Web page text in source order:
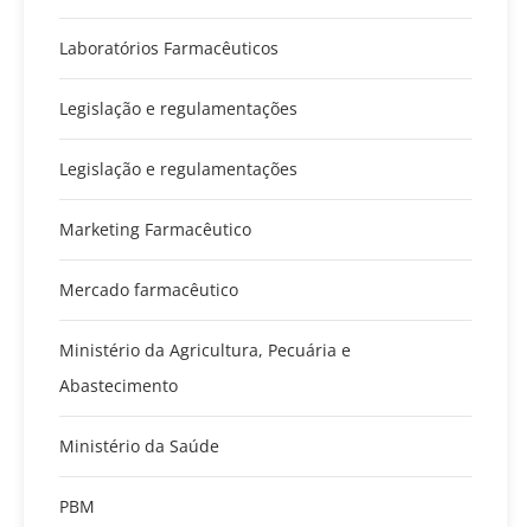
Laboratórios Farmacêuticos
Legislação e regulamentações
Legislação e regulamentações
Marketing Farmacêutico
Mercado farmacêutico
Ministério da Agricultura, Pecuária e
Abastecimento
Ministério da Saúde
PBM